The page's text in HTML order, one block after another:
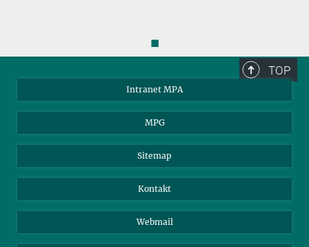
◼
TOP
Intranet MPA
MPG
Sitemap
Kontakt
Webmail